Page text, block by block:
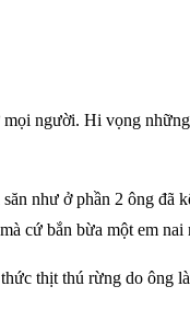
người. Hi vọng
như ở phần 2 ông đã
cứ bắn bừa một em
thịt thú rừng do ông